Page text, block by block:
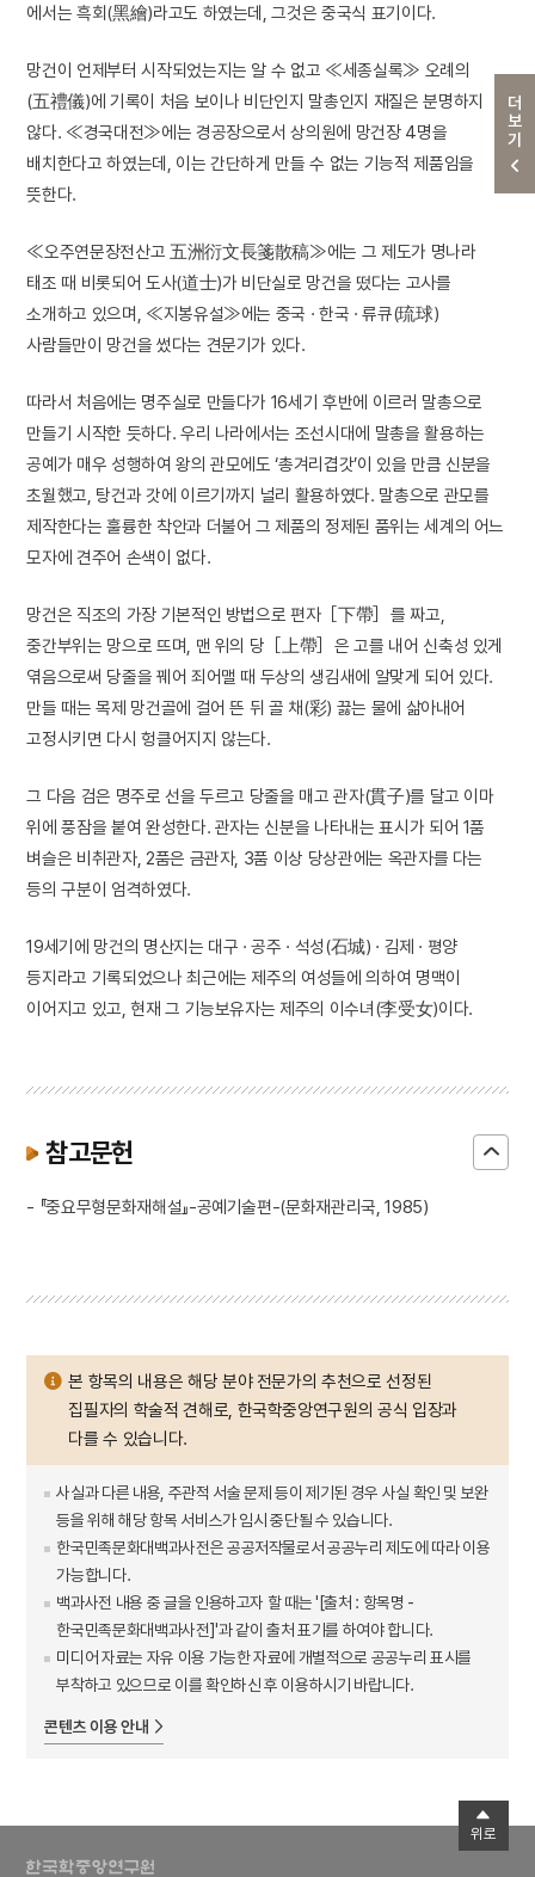
더보기
에서는 흑회(黑繪)라고도 하였는데, 그것은 중국식 표기이다.
망건이 언제부터 시작되었는지는 알 수 없고 ≪세종실록≫ 오례의
(五禮儀)에 기록이 처음 보이나 비단인지 말총인지 재질은 분명하지
않다. ≪경국대전≫에는 경공장으로서 상의원에 망건장 4명을
배치한다고 하였는데, 이는 간단하게 만들 수 없는 기능적 제품임을
뜻한다.
≪오주연문장전산고 五洲衍文長箋散稿≫에는 그 제도가 명나라
태조 때 비롯되어 도사(道士)가 비단실로 망건을 떴다는 고사를
소개하고 있으며, ≪지봉유설≫에는 중국 · 한국 · 류큐(琉球)
사람들만이 망건을 썼다는 견문기가 있다.
따라서 처음에는 명주실로 만들다가 16세기 후반에 이르러 말총으로
만들기 시작한 듯하다. 우리 나라에서는 조선시대에 말총을 활용하는
공예가 매우 성행하여 왕의 관모에도 ‘총겨리겹갓’이 있을 만큼 신분을
초월했고, 탕건과 갓에 이르기까지 널리 활용하였다. 말총으로 관모를
제작한다는 훌륭한 착안과 더불어 그 제품의 정제된 품위는 세계의 어느
모자에 견주어 손색이 없다.
망건은 직조의 가장 기본적인 방법으로 편자［下帶］를 짜고,
중간부위는 망으로 뜨며, 맨 위의 당［上帶］은 고를 내어 신축성 있게
엮음으로써 당줄을 꿰어 죄어맬 때 두상의 생김새에 알맞게 되어 있다.
만들 때는 목제 망건골에 걸어 뜬 뒤 골 채(彩) 끓는 물에 삶아내어
고정시키면 다시 헝클어지지 않는다.
그 다음 검은 명주로 선을 두르고 당줄을 매고 관자(貫子)를 달고 이마
위에 풍잠을 붙여 완성한다. 관자는 신분을 나타내는 표시가 되어 1품
벼슬은 비취관자, 2품은 금관자, 3품 이상 당상관에는 옥관자를 다는
등의 구분이 엄격하였다.
19세기에 망건의 명산지는 대구 · 공주 · 석성(石城) · 김제 · 평양
등지라고 기록되었으나 최근에는 제주의 여성들에 의하여 명맥이
이어지고 있고, 현재 그 기능보유자는 제주의 이수녀(李受女)이다.
참고문헌
- 『중요무형문화재해설』-공예기술편-(문화재관리국, 1985)
본 항목의 내용은 해당 분야 전문가의 추천으로 선정된
집필자의 학술적 견해로, 한국학중앙연구원의 공식 입장과
다를 수 있습니다.
사실과 다른 내용, 주관적 서술 문제 등이 제기된 경우 사실 확인 및 보완
등을 위해 해당 항목 서비스가 임시 중단될 수 있습니다.
한국민족문화대백과사전은 공공저작물로서 공공누리 제도에 따라 이용
가능합니다.
백과사전 내용 중 글을 인용하고자 할 때는 '[출처 : 항목명 -
한국민족문화대백과사전]'과 같이 출처 표기를 하여야 합니다.
미디어 자료는 자유 이용 가능한 자료에 개별적으로 공공누리 표시를
부착하고 있으므로 이를 확인하신 후 이용하시기 바랍니다.
콘텐츠 이용 안내
위로